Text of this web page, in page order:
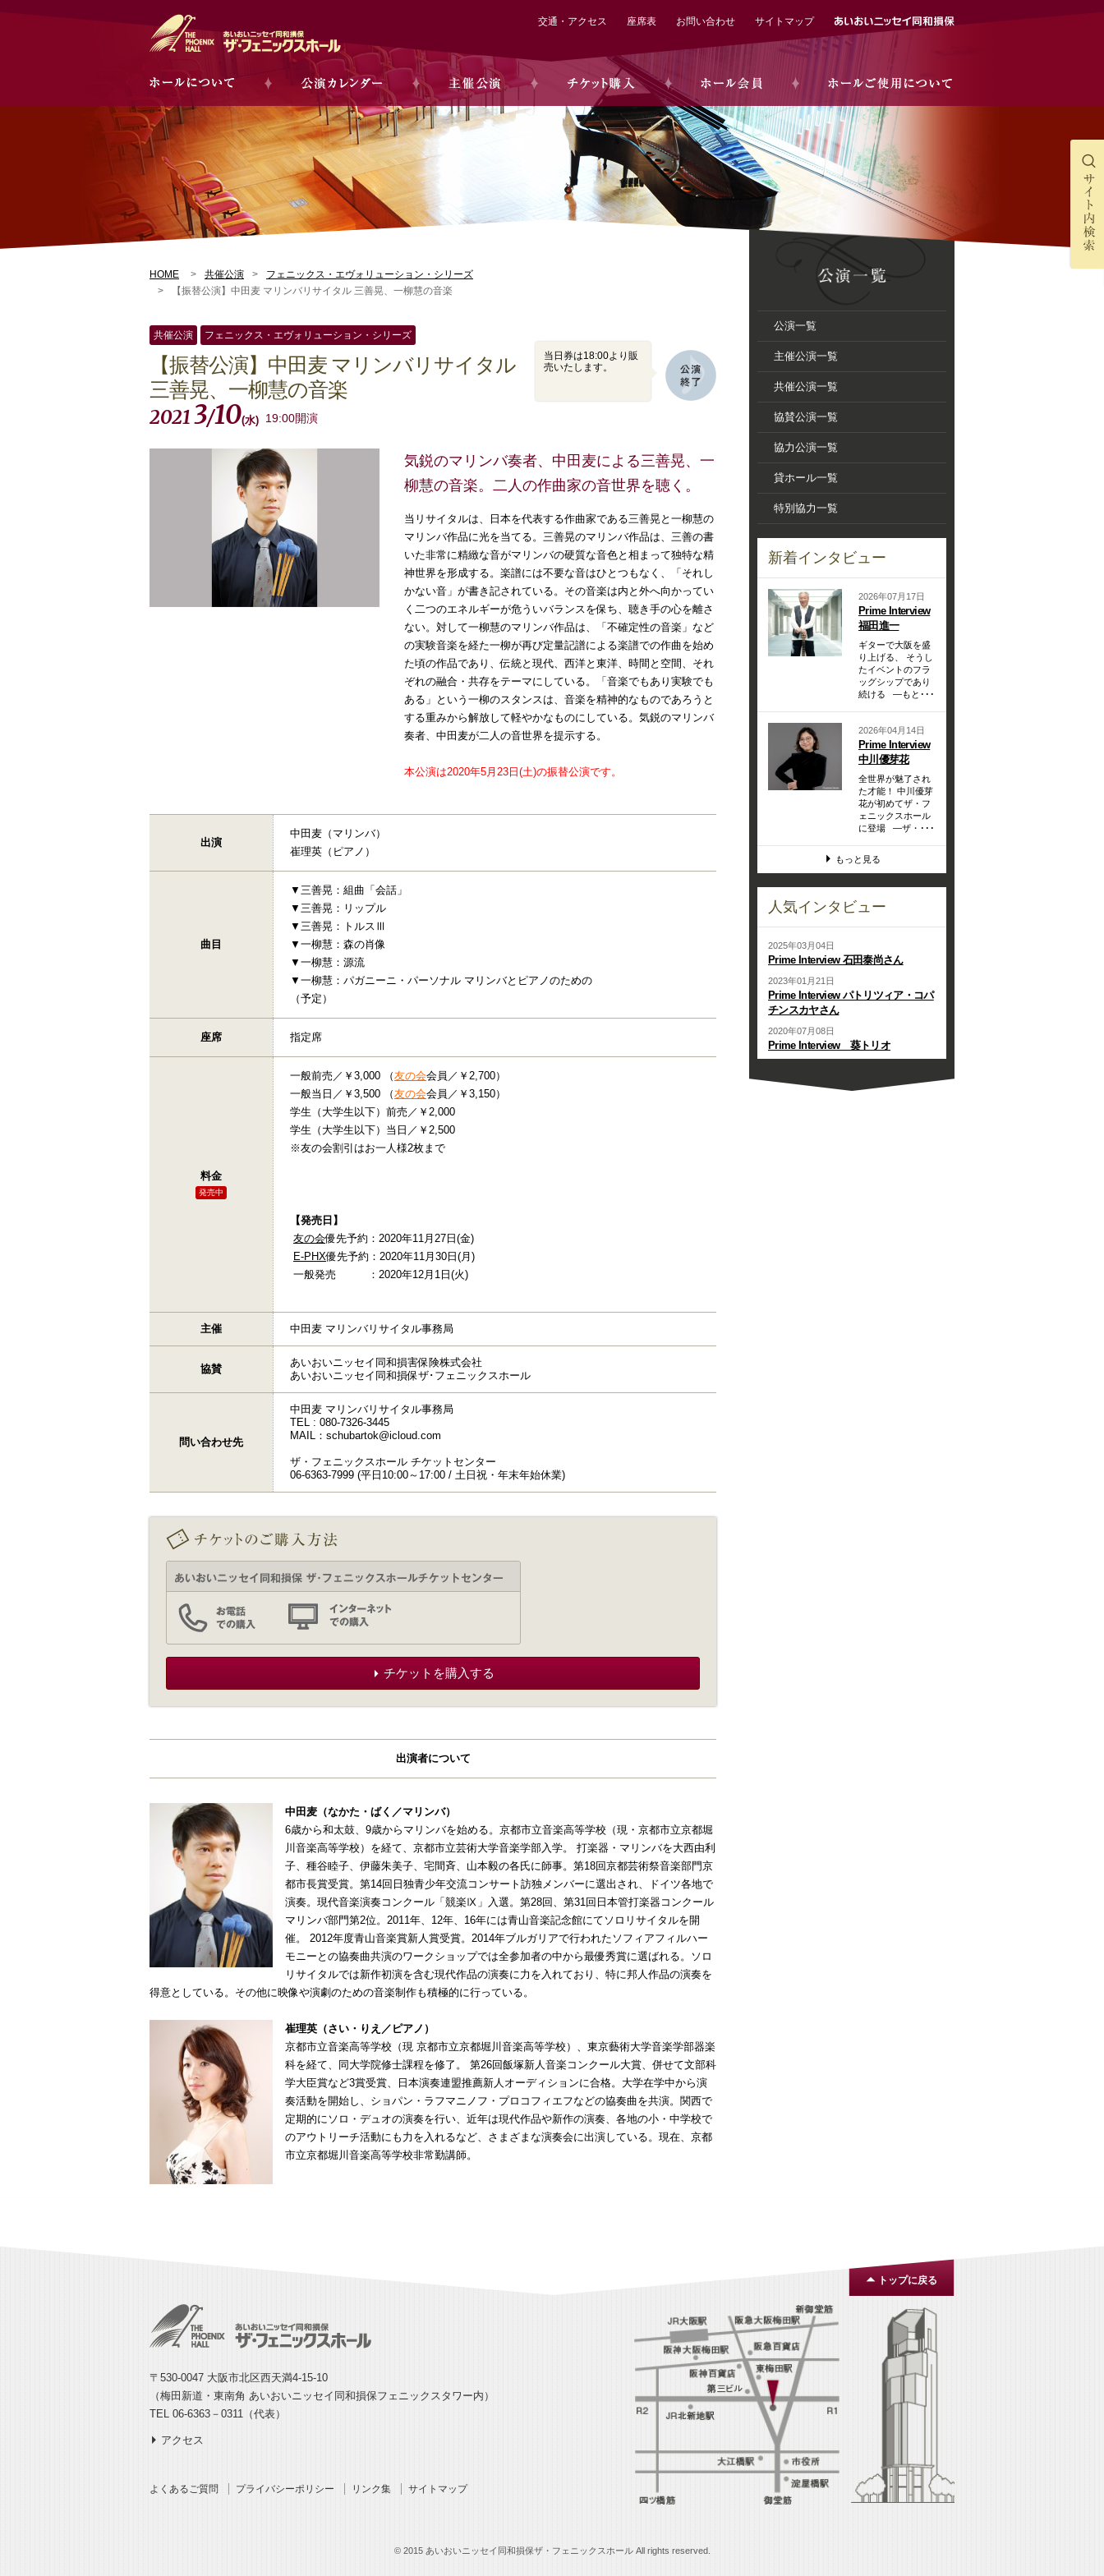
交通・アクセス 座席表 お問い合わせ サイトマップ
HOME 共催公演
フェニックス・エヴォリューション・シリーズ
【振替公演】中田麦 マリンバリサイタル 三善晃、一柳慧の音楽
当日券は18:00より販
売いたします。
共催公演 フェニックス・エヴォリューション・シリーズ
【振替公演】中田麦 マリンバリサイタル
三善晃、一柳慧の音楽
20213/10(水) 19:00開演
気鋭のマリンバ奏者、中田麦による三善晃、一
柳慧の音楽。二人の作曲家の音世界を聴く。
当リサイタルは、日本を代表する作曲家である三善晃と一柳慧の
マリンバ作品に光を当てる。三善晃のマリンバ作品は、三善の書
いた非常に精緻な音がマリンバの硬質な音色と相まって独特な精
神世界を形成する。楽譜には不要な音はひとつもなく、「それし
かない音」が書き記されている。その音楽は内と外へ向かってい
く二つのエネルギーが危ういバランスを保ち、聴き手の心を離さ
ない。対して一柳慧のマリンバ作品は、「不確定性の音楽」など
の実験音楽を経た一柳が再び定量記譜による楽譜での作曲を始め
た頃の作品であり、伝統と現代、西洋と東洋、時間と空間、それ
ぞれの融合・共存をテーマにしている。「音楽でもあり実験でも
ある」という一柳のスタンスは、音楽を精神的なものであろうと
する重みから解放して軽やかなものにしている。気鋭のマリンバ
奏者、中田麦が二人の音世界を提示する。
本公演は2020年5月23日(土)の振替公演です。
出演
中田麦（マリンバ）
崔理英（ピアノ）
曲目
▼三善晃：組曲「会話」
▼三善晃：リップル
▼三善晃：トルスⅢ
▼一柳慧：森の肖像
▼一柳慧：源流
▼一柳慧：パガニーニ・パーソナル マリンバとピアノのための
（予定）
座席 指定席
料金
発売中
一般前売／￥3,000 （友の会会員／￥2,700）
一般当日／￥3,500 （友の会会員／￥3,150）
学生（大学生以下）前売／￥2,000
学生（大学生以下）当日／￥2,500
※友の会割引はお一人様2枚まで
【発売日】
友の会優先予約：2020年11月27日(金)
E-PHX優先予約：2020年11月30日(月)
一般発売 ：2020年12月1日(火)
主催 中田麦 マリンバリサイタル事務局
協賛
あいおいニッセイ同和損害保険株式会社
あいおいニッセイ同和損保ザ･フェニックスホール
問い合わせ先
中田麦 マリンバリサイタル事務局
TEL : 080-7326-3445
MAIL：schubartok@icloud.com
ザ・フェニックスホール チケットセンター
06-6363-7999 (平日10:00～17:00 / 土日祝・年末年始休業)
チケットを購入する
出演者について
中田麦（なかた・ばく／マリンバ）
6歳から和太鼓、9歳からマリンバを始める。京都市立音楽高等学校（現・京都市立京都堀
川音楽高等学校）を経て、京都市立芸術大学音楽学部入学。 打楽器・マリンバを大西由利
子、種谷睦子、伊藤朱美子、宅間斉、山本毅の各氏に師事。第18回京都芸術祭音楽部門京
都市長賞受賞。第14回日独青少年交流コンサート訪独メンバーに選出され、ドイツ各地で
演奏。現代音楽演奏コンクール「競楽Ⅸ」入選。第28回、第31回日本管打楽器コンクール
マリンバ部門第2位。2011年、12年、16年には青山音楽記念館にてソロリサイタルを開
催。 2012年度青山音楽賞新人賞受賞。2014年ブルガリアで行われたソフィアフィルハー
モニーとの協奏曲共演のワークショップでは全参加者の中から最優秀賞に選ばれる。ソロ
リサイタルでは新作初演を含む現代作品の演奏に力を入れており、特に邦人作品の演奏を
得意としている。その他に映像や演劇のための音楽制作も積極的に行っている。
崔理英（さい・りえ／ピアノ）
京都市立音楽高等学校（現 京都市立京都堀川音楽高等学校）、東京藝術大学音楽学部器楽
科を経て、同大学院修士課程を修了。 第26回飯塚新人音楽コンクール大賞、併せて文部科
学大臣賞など3賞受賞、日本演奏連盟推薦新人オーディションに合格。大学在学中から演
奏活動を開始し、ショパン・ラフマニノフ・プロコフィエフなどの協奏曲を共演。関西で
定期的にソロ・デュオの演奏を行い、近年は現代作品や新作の演奏、各地の小・中学校で
のアウトリーチ活動にも力を入れるなど、さまざまな演奏会に出演している。現在、京都
市立京都堀川音楽高等学校非常勤講師。
公演一覧
主催公演一覧
共催公演一覧
協賛公演一覧
協力公演一覧
貸ホール一覧
特別協力一覧
新着インタビュー
2026年07月17日
Prime Interview
福田進一
ギターで大阪を盛
り上げる、 そうし
たイベントのフラ
ッグシップであり
続ける —もと･･･
2026年04月14日
Prime Interview
中川優芽花
全世界が魅了され
た才能！ 中川優芽
花が初めてザ・フ
ェニックスホール
に登場 —ザ・･･･
もっと見る
人気インタビュー
2025年03月04日
Prime Interview 石田泰尚さん
2023年01月21日
Prime Interview パトリツィア・コパ
チンスカヤさん
2020年07月08日
Prime Interview 葵トリオ
トップに戻る
〒530-0047 大阪市北区西天満4-15-10
（梅田新道・東南角 あいおいニッセイ同和損保フェニックスタワー内）
TEL 06-6363－0311（代表）
アクセス
よくあるご質問 プライバシーポリシー リンク集 サイトマップ
© 2015 あいおいニッセイ同和損保ザ・フェニックスホール All rights reserved.